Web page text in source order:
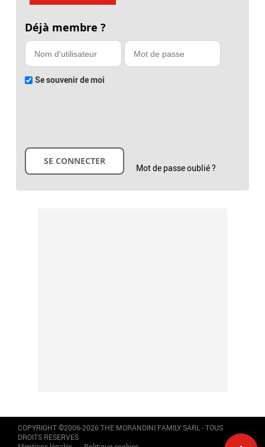
Déjà membre ?
Se souvenir de moi
Mot de passe oublié ?
COPYRIGHT ©2006-2026 THE MORANDINI FAMILY SARL - TOUS
DROITS RESERVES